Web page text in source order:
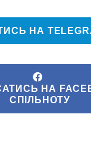
НА
НА
СПІЛЬНОТУ